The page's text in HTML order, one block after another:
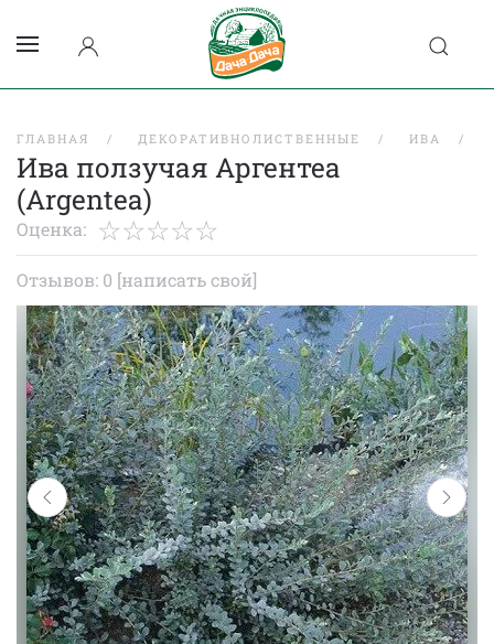
ГЛАВНАЯ ДЕКОРАТИВНОЛИСТВЕННЫЕ ИВА
Ива ползучая Аргентеа
(Argentea)
Оценка:
Отзывов: 0 [написать свой]